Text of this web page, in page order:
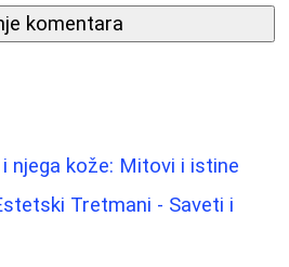
komentara
njega kože: Mitovi i istine
Tretmani - Saveti i